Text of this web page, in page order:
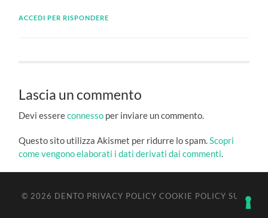
ACCEDI PER RISPONDERE
Lascia un commento
Devi essereconnesso per inviare un commento.
Questo sito utilizza Akismet per ridurre lo spam.Scopri
come vengono elaborati i dati derivati dai commenti.
© 2026 DENTO PRIVACY POLICY COOKIE POLICY SU ↑